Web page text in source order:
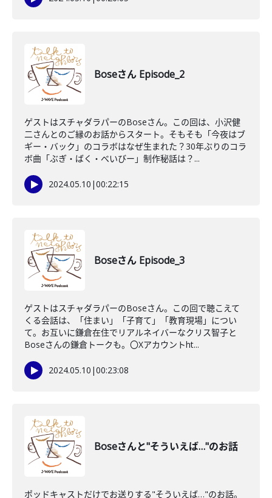
Boseさん Episode_2
ゲストはスチャダラパーのBoseさん。この回は、小沢健
二さんとのご縁のお話からスタート。そもそも「今夜はブ
ギー・バック」のコラボはなぜ生まれた？30年ぶりのコラ
ボ曲「ぶぎ・ばく・べいびー」制作秘話は？...
2024.05.10 |00:22:15
Boseさん Episode_3
ゲストはスチャダラパーのBoseさん。この回で聴こえて
くる会話は、「住まい」「子育て」「教育現場」につい
て。お互いに鎌倉在住でリアルネイバーなクリス智子と
Boseさんの鎌倉トークも。〇Xアカウントht...
2024.05.10 |00:23:08
Boseさんと"そういえば…"のお話
ポッドキャストだけでお送りする"そういえば…"のお話。